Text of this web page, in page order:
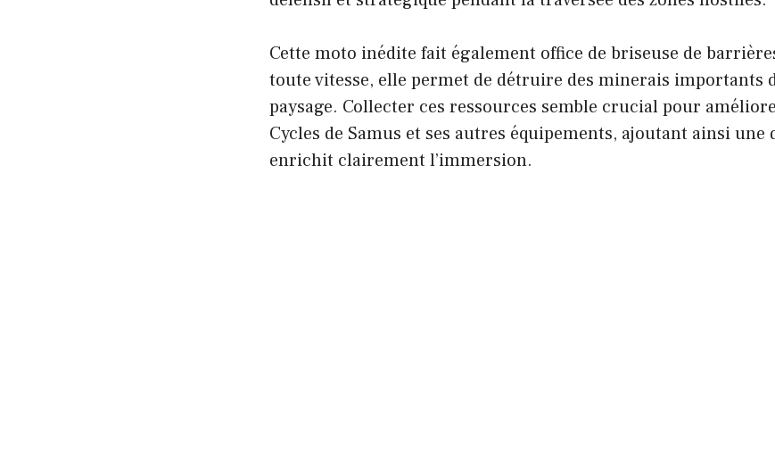
Cette moto inédite fait également office de briseuse de
toute vitesse, elle permet de détruire des minerais importants
paysage. Collecter ces ressources semble crucial pour
Cycles de Samus et ses autres équipements, ajoutant ainsi une
enrichit clairement l’immersion.